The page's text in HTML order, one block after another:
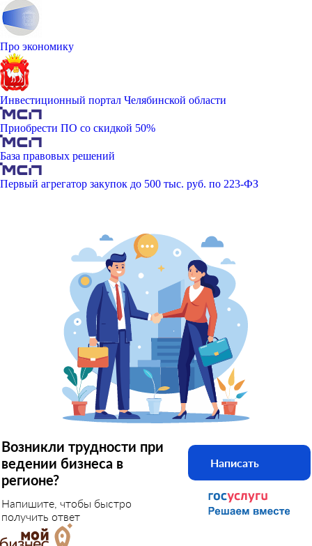
Про экономику
Инвестиционный портал Челябинской области
Приобрести ПО со скидкой 50%
База правовых решений
Первый агрегатор закупок до 500 тыс. руб. по 223-ФЗ
Возникли трудности при
ведении бизнеса в
регионе?
Напишите, чтобы быстро
получить ответ
Написать